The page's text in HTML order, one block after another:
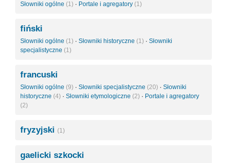
Słowniki ogólne (1) · Portale i agregatory (1)
fiński
Słowniki ogólne (1) · Słowniki historyczne (1) · Słowniki
specjalistyczne (1)
francuski
Słowniki ogólne (9) · Słowniki specjalistyczne (20) · Słowniki
historyczne (4) · Słowniki etymologiczne (2) · Portale i agregatory
(2)
fryzyjski (1)
gaelicki szkocki